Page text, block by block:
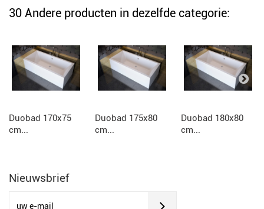
30 Andere producten in dezelfde categorie:
Duobad 170x75
cm...
Duobad 175x80
cm...
Duobad 180x80
cm...
Nieuwsbrief